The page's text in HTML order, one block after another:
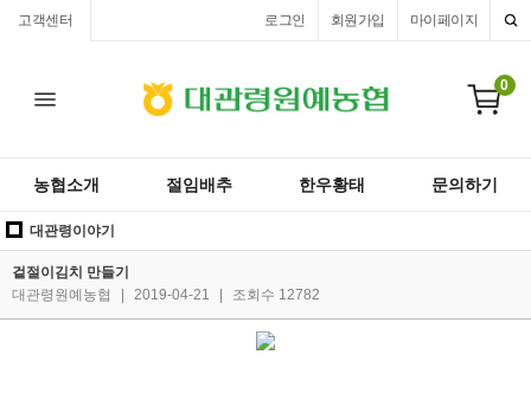
고객센터 마이페이지
회원가입
로그인
0
농협소개 절임배추 한우황태 문의하기
대관령이야기
겉절이김치 만들기
대관령원예농협
2019-04-21 조회수 12782